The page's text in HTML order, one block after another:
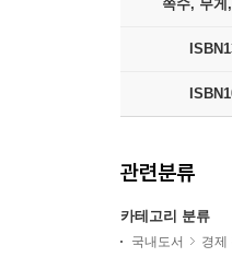
쪽수, 무게,
관련분류
카테고리 분류
국내도서 경제